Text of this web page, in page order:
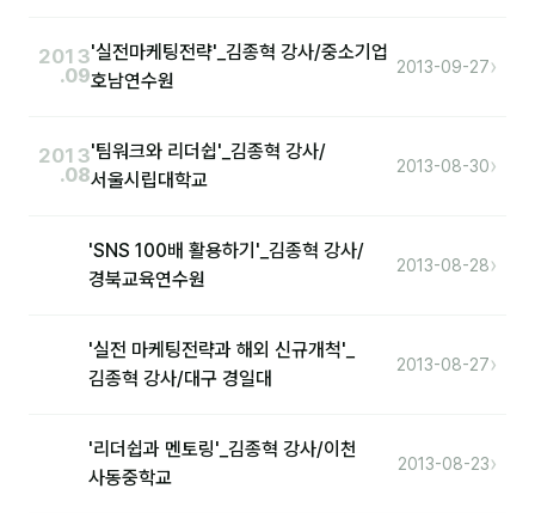
문서자료실
AI 웹앱
공지사항
2013
.09
'실전마케팅전략'_김종혁 강사/중소기업
호남연수원
2013-09-27›
2013
.08
'팀워크와 리더쉽'_김종혁 강사/
서울시립대학교
2013-08-30›
'SNS 100배 활용하기'_김종혁 강사/
경북교육연수원
2013-08-28›
'실전 마케팅전략과 해외 신규개척'_
김종혁 강사/대구 경일대
2013-08-27›
'리더쉽과 멘토링'_김종혁 강사/이천
사동중학교
2013-08-23›